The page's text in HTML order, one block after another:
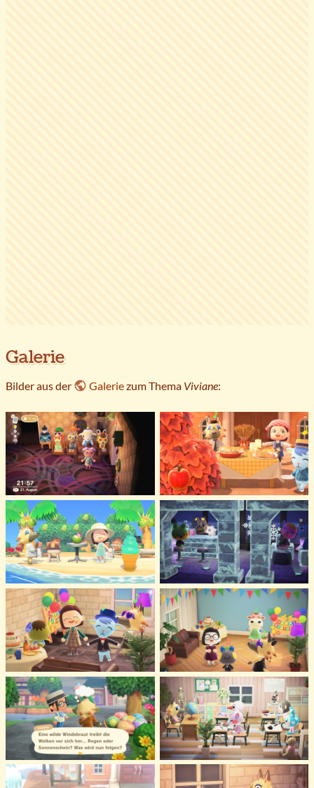
Galerie
Bilder aus der Galeriezum Thema Viviane: